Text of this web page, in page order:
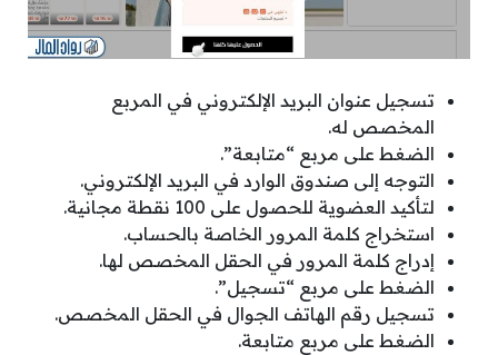
تسجيل عنوان البريد الإلكتروني في المربع
المخصص له.
الضغط على مربع “متابعة”.
التوجه إلى صندوق الوارد في البريد الإلكتروني.
لتأكيد العضوية للحصول على 100 نقطة مجانية.
استخراج كلمة المرور الخاصة بالحساب.
إدراج كلمة المرور في الحقل المخصص لها.
الضغط على مربع “تسجيل”.
تسجيل رقم الهاتف الجوال في الحقل المخصص.
الضغط على مربع متابعة.